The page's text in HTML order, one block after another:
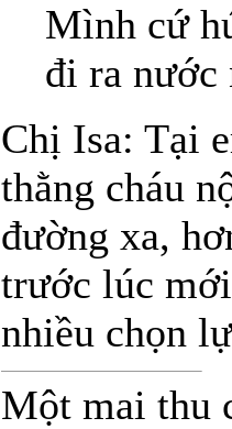
Mình cứ
đi ra nước
Chị Isa: Tại
thằng cháu
đường xa,
trước lúc
nhiều chọn
Một mai thu